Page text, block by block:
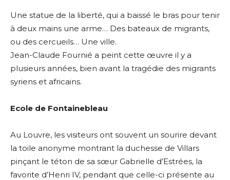
Une statue de la liberté, qui a baissé le bras pour tenir
à deux mains une arme… Des bateaux de migrants,
ou des cercueils… Une ville.
Jean-Claude Fournié a peint cette œuvre il y a
plusieurs années, bien avant la tragédie des migrants
syriens et africains.
Ecole de Fontainebleau
Au Louvre, les visiteurs ont souvent un sourire devant
la toile anonyme montrant la duchesse de Villars
pinçant le téton de sa sœur Gabrielle d’Estrées, la
favorite d’Henri IV, pendant que celle-ci présente au